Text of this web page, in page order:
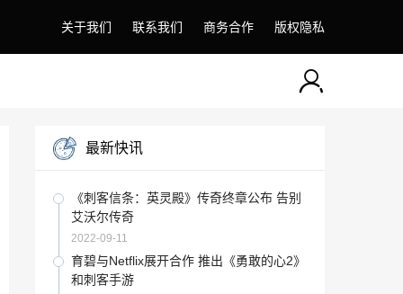
关于我们 联系我们 商务合作 版权隐私
最新快讯
《刺客信条：英灵殿》传奇终章公布 告别
艾沃尔传奇
2022-09-11
育碧与Netflix展开合作 推出《勇敢的心2》
和刺客手游